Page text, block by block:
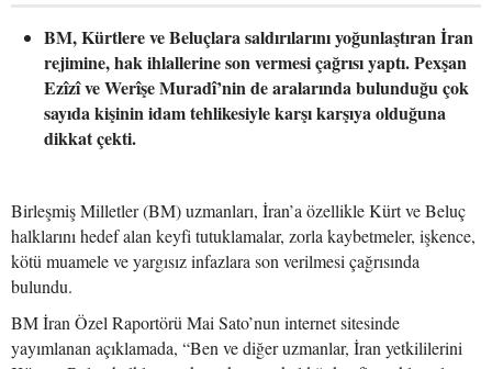
BM, Kürtlere ve Beluçlara saldırılarını yoğunlaştıran İran
rejimine, hak ihlallerine son vermesi çağrısı yaptı. Pexşan
Ezîzî ve Werîşe Muradî’nin de aralarında bulunduğu çok
sayıda kişinin idam tehlikesiyle karşı karşıya olduğuna
dikkat çekti.
Birleşmiş Milletler (BM) uzmanları, İran’a özellikle Kürt ve Beluç
halklarını hedef alan keyfi tutuklamalar, zorla kaybetmeler, işkence,
kötü muamele ve yargısız infazlara son verilmesi çağrısında
bulundu.
BM İran Özel Raportörü Mai Sato’nun internet sitesinde
yayımlanan açıklamada, “Ben ve diğer uzmanlar, İran yetkililerini